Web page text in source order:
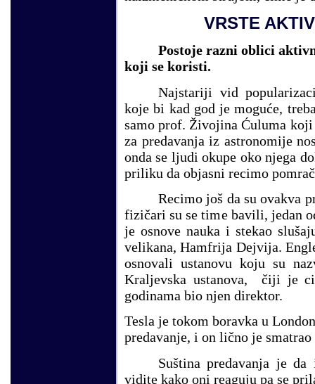
VRSTE
Postoje razni oblici
koji se koristi.
Najstariji vid
koje bi kad god je moguće,
samo prof. Živojina Ćuluma koji
za predavanja iz astronomije
onda se ljudi okupe oko njega
priliku da objasni recimo
Recimo još da su ovakva
fizičari su se time bavili, jedan
je osnove nauka i stekao
velikana, Hamfrija Dejvija.
osnovali ustanovu koju su
Kraljevska ustanova, čiji je
godinama bio njen direktor.
Tesla je tokom boravka u
predavanje, i on lično je
Suština predavanja je
vidite kako oni reaguju pa se